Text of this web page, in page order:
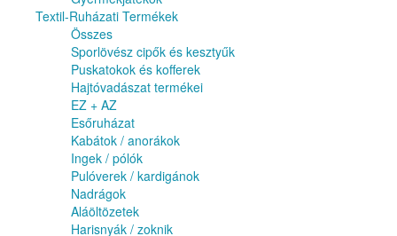
Textil-Ruházati Termékek
Összes
Sporlövész cipők és kesztyűk
Puskatokok és kofferek
Hajtóvadászat termékei
EZ + AZ
Esőruházat
Kabátok / anorákok
Ingek / pólók
Pulóverek / kardigánok
Nadrágok
Aláöltözetek
Harisnyák / zoknik